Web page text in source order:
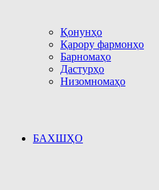
Қонунҳо
Қарору фармонҳо
Барномаҳо
Дастурҳо
Низомномаҳо
БАХШҲО